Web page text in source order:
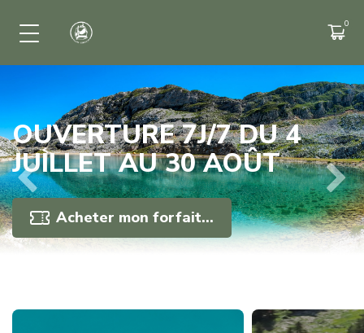
OUVERTURE 7J/7 DU 4
JUILLET AU 30 AOÛT
Acheter mon forfait...
Previous Next
NOS ACTIVITÉS
Mountain-Kart
Vtt
Zone Expérience
Parapente